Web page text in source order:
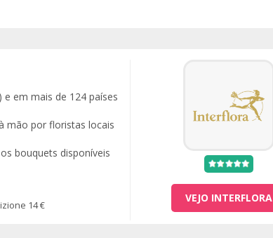
em mais de 124 países
mão por floristas locais
bouquets disponíveis
14 €
VEJO INTERFLORA